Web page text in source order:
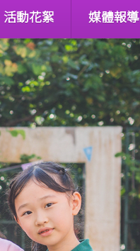
活動花絮 媒體報導